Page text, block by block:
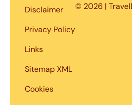
Disclaimer
Privacy Policy
Links
Sitemap XML
Cookies
© 2026 |